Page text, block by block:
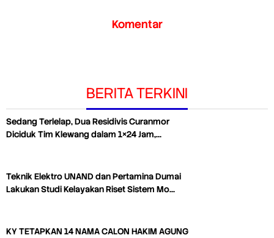
Komentar
BERITA TERKINI
Sedang Terlelap, Dua Residivis Curanmor
Diciduk Tim Klewang dalam 1×24 Jam,…
Teknik Elektro UNAND dan Pertamina Dumai
Lakukan Studi Kelayakan Riset Sistem Mo…
KY TETAPKAN 14 NAMA CALON HAKIM AGUNG